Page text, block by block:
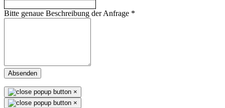
Bitte genaue Beschreibung der Anfrage *
Absenden
×
×